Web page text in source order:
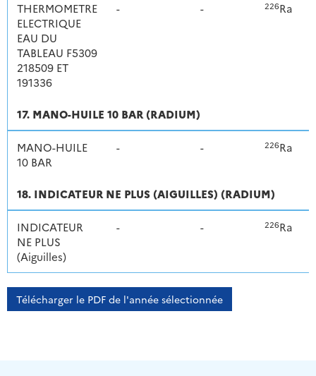
THERMOMETRE
ELECTRIQUE
EAU DU
TABLEAU F5309
218509 ET
191336
- - 226Ra
17. MANO-HUILE 10 BAR (RADIUM)
MANO-HUILE
10 BAR
- - 226Ra
18. INDICATEUR NE PLUS (AIGUILLES) (RADIUM)
INDICATEUR
NE PLUS
(Aiguilles)
- - 226Ra
Télécharger le PDF de l'année sélectionnée